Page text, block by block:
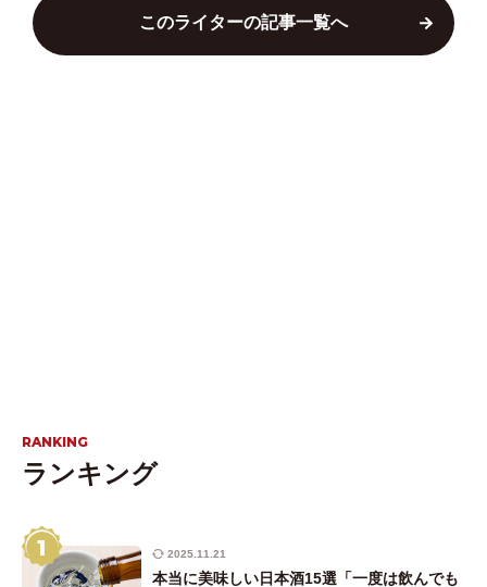
このライターの記事一覧へ
RANKING
ランキング
2025.11.21
1
本当に美味しい日本酒15選「一度は飲んでも